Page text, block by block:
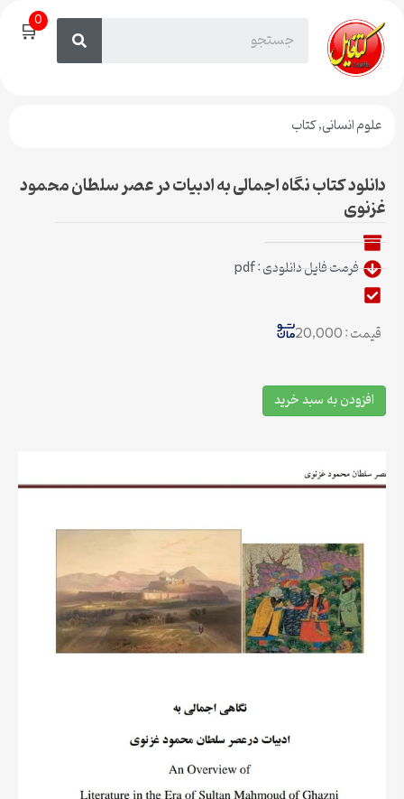
🛒0
علوم انسانی,کتاب
دانلود کتاب نگاه اجمالی به ادبیات در عصر سلطان محمود
غزنوی
فرمت فایل دانلودی : pdf
قیمت : 20,000
افزودن به سبد خرید